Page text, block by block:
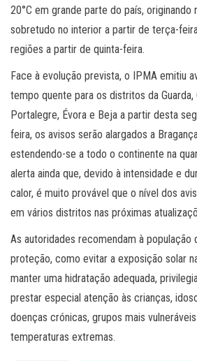
20°C em grande parte do país, originando
sobretudo no interior a partir de terça-
regiões a partir de quinta-feira.
Face à evolução prevista, o IPMA emitiu
tempo quente para os distritos da Guarda,
Portalegre, Évora e Beja a partir desta
feira, os avisos serão alargados a
estendendo-se a todo o continente na
alerta ainda que, devido à intensidade e
calor, é muito provável que o nível dos
em vários distritos nas próximas
As autoridades recomendam à população
proteção, como evitar a exposição solar
manter uma hidratação adequada,
prestar especial atenção às crianças,
doenças crónicas, grupos mais
temperaturas extremas.